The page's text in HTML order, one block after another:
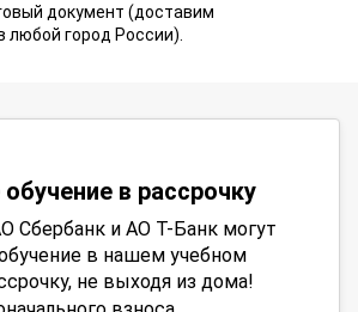
документ (доставим
любой город России).
в рассрочку
Сбербанк и АО Т-Банк могут
в нашем учебном
не выходя из дома!